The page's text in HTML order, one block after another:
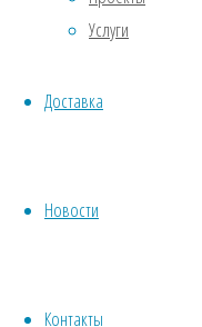
Услуги
Доставка
Новости
Контакты